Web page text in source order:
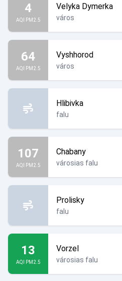
4
AQI PM2.5
Velyka Dymerka
város
64
AQI PM2.5
Vyshhorod
város
Hlibivka
falu
107
AQI PM2.5
Chabany
városias falu
Prolisky
falu
13
AQI PM2.5
Vorzel
városias falu